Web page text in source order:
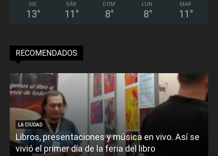
VIE
13°
SÁB
11 °
DOM
8°
LUN
8°
MAR
11 °
RECOMENDADOS
LA CIUDAD
Libros, presentaciones y música en vivo. Así se
vivió el primer día de la feria del libro